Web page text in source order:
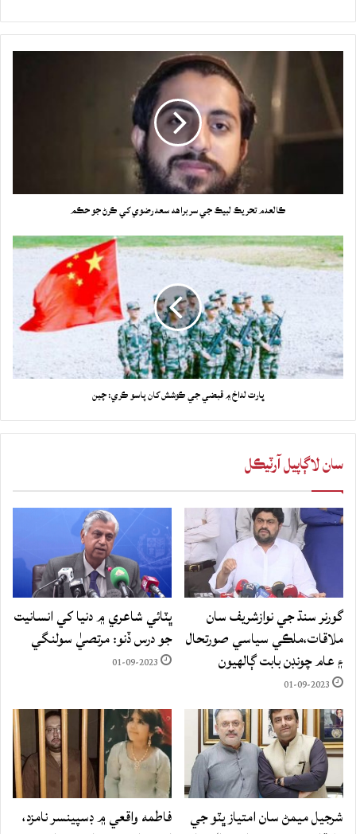
ڪالعدم تحريڪ لبيڪ جي سربراهه سعد رضوي کي ڪرڻ جو حڪم
ڀارت لداخ ۾ قبضي جي ڪوشش کان پاسو ڪري: چين
سان لاڳاپيل آرٽيڪل
گورنر سنڌ جي نوازشريف سان
ملاقات،ملڪي سياسي صورتحال
۽ عام چونڊن بابت ڳالهيون
01-09-2023
ڀٽائي شاعري ۾ دنيا کي انسانيت
جو درس ڏنو: مرتصيٰ سولنگي
01-09-2023
شرجيل ميمڻ سان امتياز ڀٽو جي
فاطمه واقعي ۾ ڊسپينسر نامزد،